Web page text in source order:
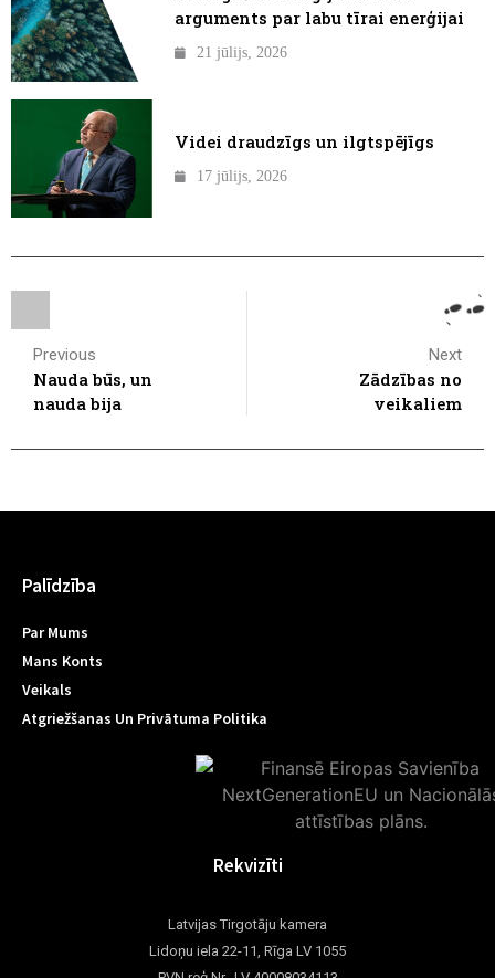
arguments par labu tīrai enerģijai
21 jūlijs, 2026
Videi draudzīgs un ilgtspējīgs
17 jūlijs, 2026
Previous
Nauda būs, un
nauda bija
Next
Zādzības no
veikaliem
Palīdzība
Par Mums
Mans Konts
Veikals
Atgriežšanas Un Privātuma Politika
Rekvizīti
Latvijas Tirgotāju kamera
Lidoņu iela 22-11, Rīga LV 1055